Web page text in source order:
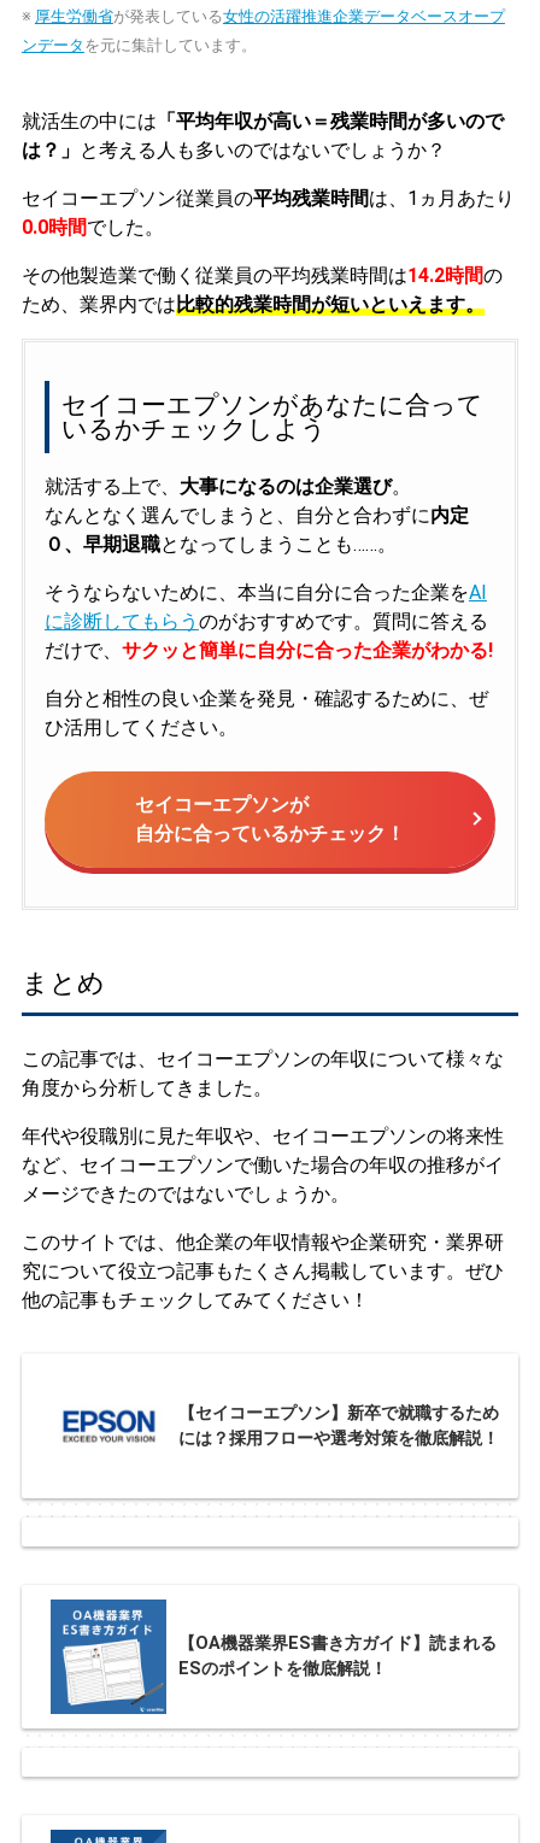
※ 厚生労働省が発表している女性の活躍推進企業データベースオープ
ンデータ を元に集計しています。
就活生の中には 「平均年収が高い＝残業時間が多いので
は？」 と考える人も多いのではないでしょうか？
セイコーエプソン従業員の平均残業時間は、1ヵ月あたり
0.0時間でした。
その他製造業で働く従業員の平均残業時間は14.2時間の
ため、業界内では比較的残業時間が短いといえます。
セイコーエプソンがあなたに合って
いるかチェックしよう
就活する上で、 大事になるのは企業選び。
なんとなく選んでしまうと、自分と合わずに内定
０、早期退職となってしまうことも……。
そうならないために、本当に自分に合った企業をAI
に診断してもらう のがおすすめです。質問に答える
だけで、 サクッと簡単に自分に合った企業がわかる!
自分と相性の良い企業を発見・確認するために、ぜ
ひ活用してください。
セイコーエプソンが
自分に合っているかチェック！
まとめ
この記事では、セイコーエプソンの年収について様々な
角度から分析してきました。
年代や役職別に見た年収や、セイコーエプソンの将来性
など、セイコーエプソンで働いた場合の年収の推移がイ
メージできたのではないでしょうか。
このサイトでは、他企業の年収情報や企業研究・業界研
究について役立つ記事もたくさん掲載しています。ぜひ
他の記事もチェックしてみてください！
【セイコーエプソン】新卒で就職するため
には？採用フローや選考対策を徹底解説！
【OA機器業界ES書き方ガイド】読まれる
ESのポイントを徹底解説！